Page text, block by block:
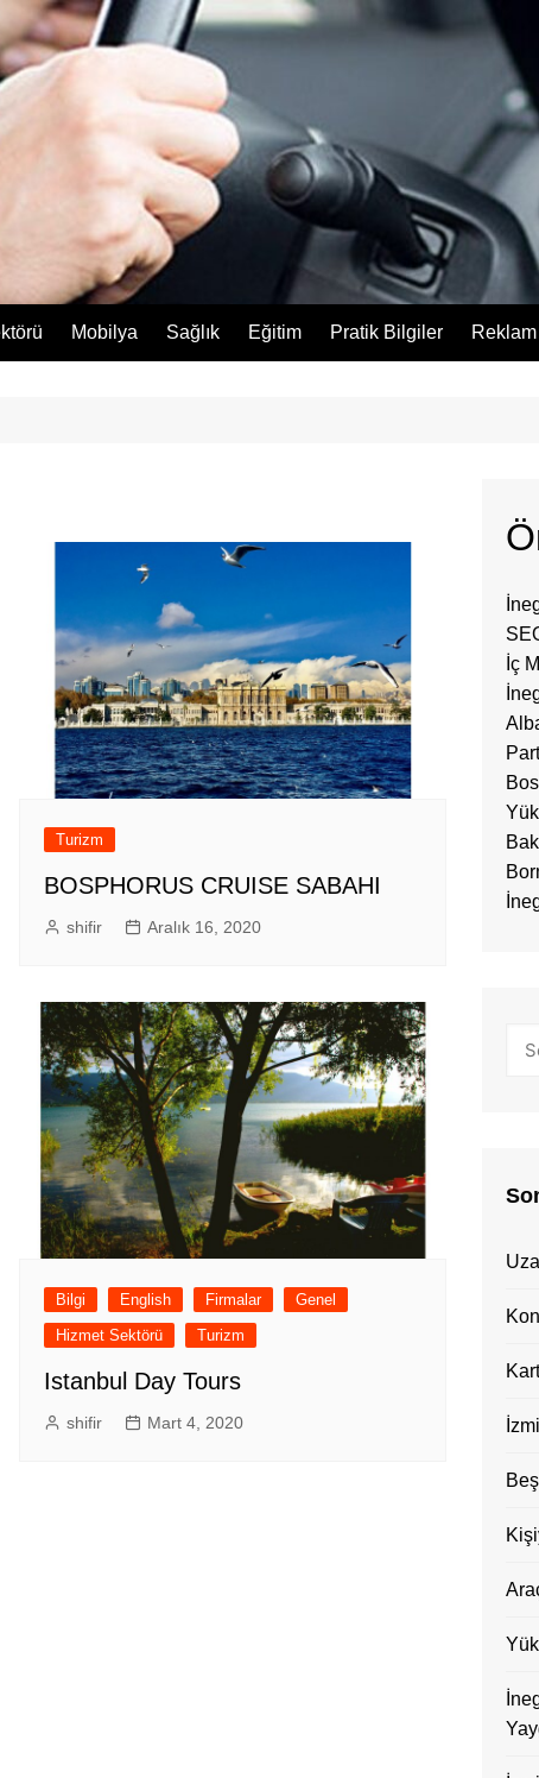
Mobilya Sağlık Eğitim Pratik Bilgiler
Turizm
BOSPHORUS CRUISE SABAHI
shifir Aralık 16, 2020
Bilgi English Firmalar
Genel
Hizmet Sektörü
Turizm
Istanbul Day Tours
shifir Mart 4, 2020
İç